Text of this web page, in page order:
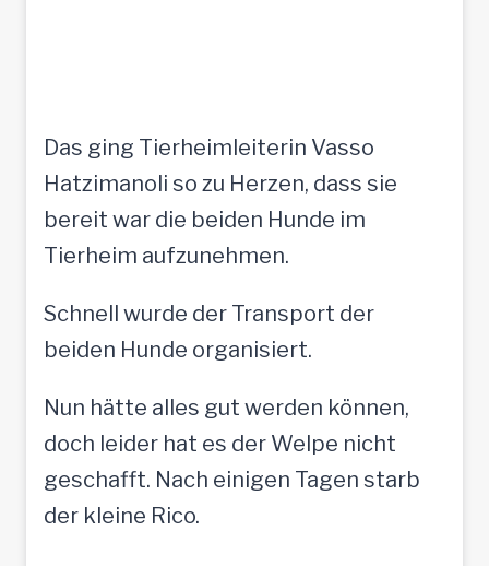
Das ging Tierheimleiterin Vasso
Hatzimanoli so zu Herzen, dass sie
bereit war die beiden Hunde im
Tierheim aufzunehmen.
Schnell wurde der Transport der
beiden Hunde organisiert.
Nun hätte alles gut werden können,
doch leider hat es der Welpe nicht
geschafft. Nach einigen Tagen starb
der kleine Rico.